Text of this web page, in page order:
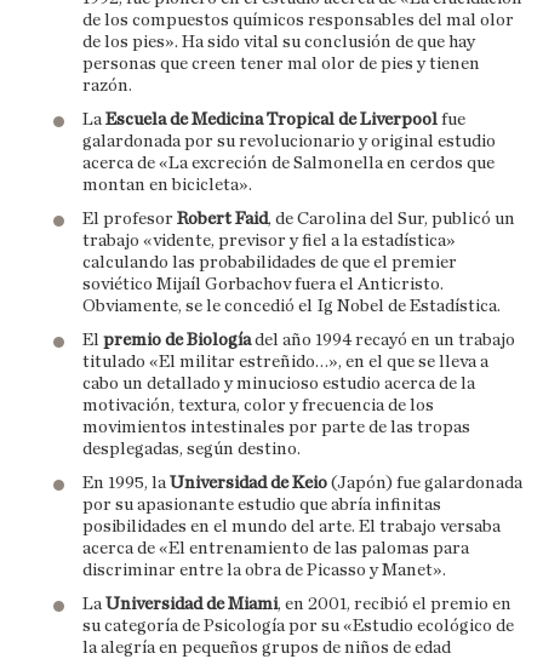
de los compuestos químicos responsables del mal olor
de los pies». Ha sido vital su conclusión de que hay
personas que creen tener mal olor de pies y tienen
razón.
LaEscuela de Medicina Tropical de Liverpool fue
galardonada por su revolucionario y original estudio
acerca de «La excreción de Salmonella en cerdos que
montan en bicicleta».
El profesor Robert Faid, de Carolina del Sur, publicó un
trabajo «vidente, previsor y fiel a la estadística»
calculando las probabilidades de que el premier
soviético Mijaíl Gorbachov fuera el Anticristo.
Obviamente, se le concedió el Ig Nobel de Estadística.
El premio de Biologíadel año 1994 recayó en un trabajo
titulado «El militar estreñido…», en el que se lleva a
cabo un detallado y minucioso estudio acerca de la
motivación, textura, color y frecuencia de los
movimientos intestinales por parte de las tropas
desplegadas, según destino.
En 1995, laUniversidad de Keio (Japón) fue galardonada
por su apasionante estudio que abría infinitas
posibilidades en el mundo del arte. El trabajo versaba
acerca de «El entrenamiento de las palomas para
discriminar entre la obra de Picasso y Manet».
LaUniversidad de Miami, en 2001, recibió el premio en
su categoría de Psicología por su «Estudio ecológico de
la alegría en pequeños grupos de niños de edad